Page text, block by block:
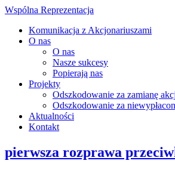
Wspólna Reprezentacja
Komunikacja z Akcjonariuszami
O nas
O nas
Nasze sukcesy
Popierają nas
Projekty
Odszkodowanie za zamianę
Odszkodowanie za
Aktualności
Kontakt
pierwsza rozprawa